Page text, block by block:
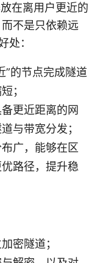
在离用户更近的
不是只依赖远
处：
”的节点完成隧道
；
更近距离的网
与带宽分发；
广，能够在区
路径，提升稳
密隧道；